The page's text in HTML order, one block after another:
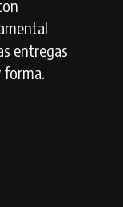
entregas
forma.